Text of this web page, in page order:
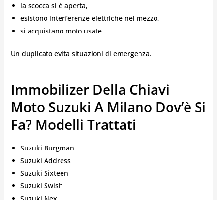
la scocca si è aperta,
esistono interferenze elettriche nel mezzo,
si acquistano moto usate.
Un duplicato evita situazioni di emergenza.
Immobilizer Della Chiavi
Moto Suzuki A Milano Dov’è Si
Fa? Modelli Trattati
Suzuki Burgman
Suzuki Address
Suzuki Sixteen
Suzuki Swish